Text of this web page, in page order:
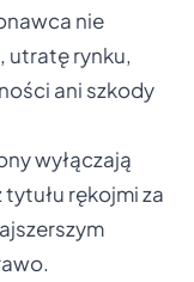
nie
utratę rynku,
ani szkody
wyłączają
rękojmi za